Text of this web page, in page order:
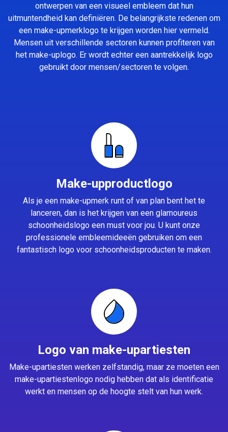
ontwerpen van een visueel embleem dat hun
uitmuntendheid kan definiëren. De belangrijkste redenen om
een make-upmerklogo te krijgen worden hier vermeld.
Mensen uit verschillende sectoren kunnen profiteren van
het make-uplogo. Er wordt echter een aantrekkelijk logo
gebruikt door mensen/sectoren te volgen.
Make-upproductlogo
Als je een make-upmerk runt of van plan bent het te
lanceren, dan is het krijgen van een glamoureus
schoonheidslogo een must voor jou. U kunt onze
professionele embleemideeën gebruiken om een
fantastisch logo voor schoonheidsproducten te maken.
Logo van make-upartiesten
Make-upartiesten werken zelfstandig, maar ze moeten een
make-upartiestenlogo nodig hebben dat als identificatie
werkt en mensen op de hoogte stelt van hun werk.